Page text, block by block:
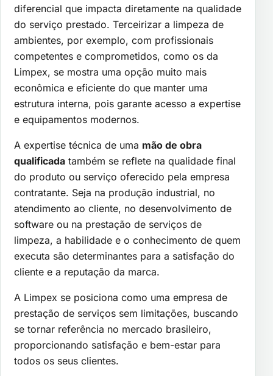
diferencial que impacta diretamente na qualidade
do serviço prestado. Terceirizar a limpeza de
ambientes, por exemplo, com profissionais
competentes e comprometidos, como os da
Limpex, se mostra uma opção muito mais
econômica e eficiente do que manter uma
estrutura interna, pois garante acesso a expertise
e equipamentos modernos.
A expertise técnica de uma mão de obra
qualificada também se reflete na qualidade final
do produto ou serviço oferecido pela empresa
contratante. Seja na produção industrial, no
atendimento ao cliente, no desenvolvimento de
software ou na prestação de serviços de
limpeza, a habilidade e o conhecimento de quem
executa são determinantes para a satisfação do
cliente e a reputação da marca.
A Limpex se posiciona como uma empresa de
prestação de serviços sem limitações, buscando
se tornar referência no mercado brasileiro,
proporcionando satisfação e bem-estar para
todos os seus clientes.